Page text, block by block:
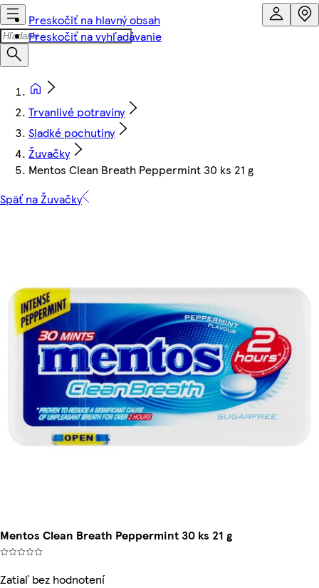
Preskočiť na hlavný obsah
Preskočiť na vyhľadávanie
Trvanlivé potraviny
Sladké pochutiny
Žuvačky
Mentos Clean Breath Peppermint 30 ks 21 g
Späť na Žuvačky
Mentos Clean Breath Peppermint 30 ks 21 g
Zatiaľ bez hodnotení